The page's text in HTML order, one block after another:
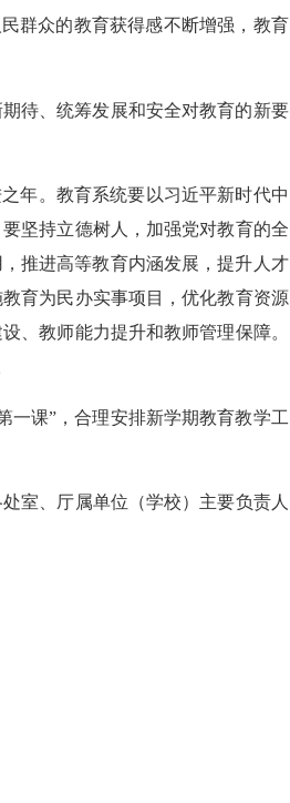
群众的教育获得感不断增强，教育
待、统筹发展和安全对教育的新要
年。教育系统要以习近平新时代中
坚持立德树人，加强党对教育的全
推进高等教育内涵发展，提升人才
育为民办实事项目，优化教育资源
、教师能力提升和教师管理保障。
课”，合理安排新学期教育教学工
室、厅属单位（学校）主要负责人